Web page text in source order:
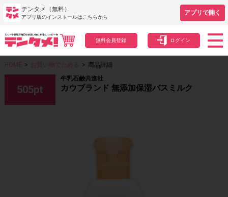
テンタメ（無料）
アプリ版のインストールはこちらから
アプリで開く
無料会員登録 ログイン
HOME > お買い物でためる > 商品詳細
505pt
牛乳石鹸共進社
カウブランド 無添加保湿バスミルク